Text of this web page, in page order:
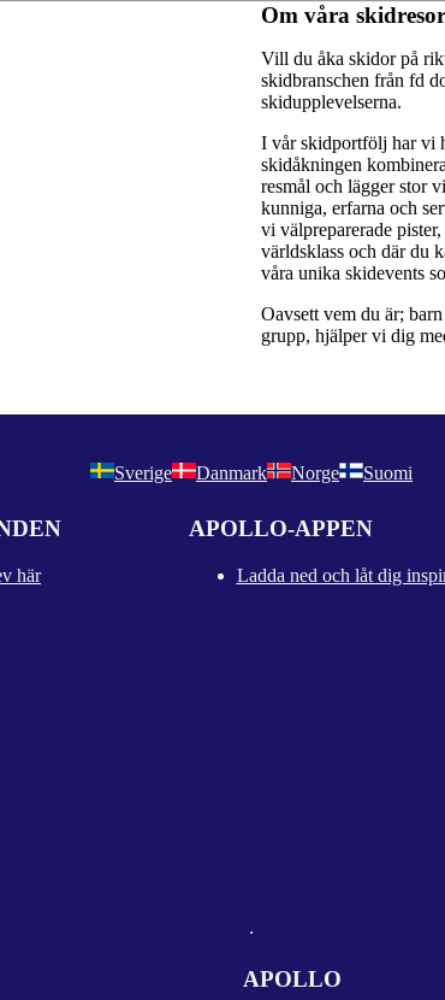
Om våra skidresor
Vill du åka skidor på
skidbranschen från fd
skidupplevelserna.
I vår skidportfölj har vi
skidåkningen
resmål och lägger stor
kunniga, erfarna och
vi välpreparerade
världsklass och där du
våra unika skidevents
Oavsett vem du är;
grupp, hjälper vi dig
Sverige Danmark Norge Suomi
här
APOLLO-APPEN
Ladda ned och låt dig
APOLLO